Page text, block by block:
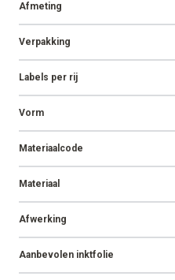
Afmeting
Verpakking
Labels per rij
Vorm
Materiaalcode
Materiaal
Afwerking
Aanbevolen inktfolie